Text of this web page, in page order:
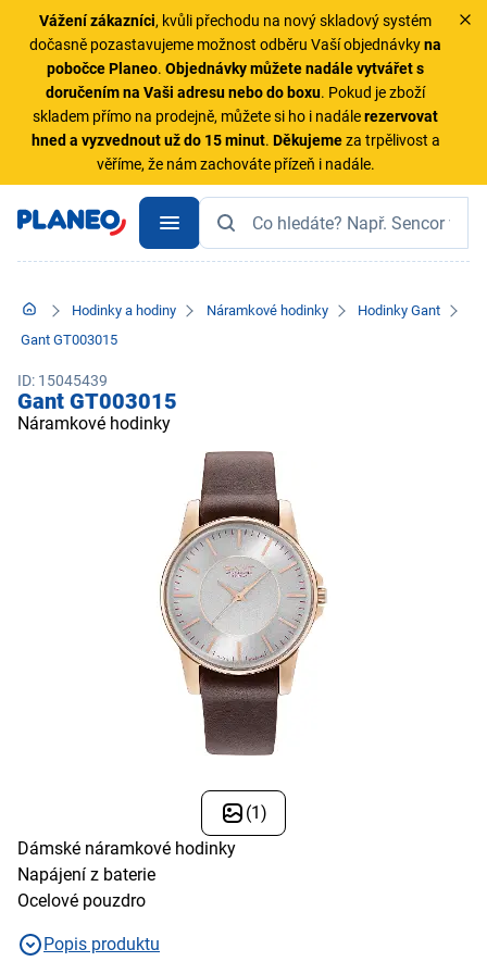
Vážení zákazníci, kvůli přechodu na nový skladový systém
dočasně pozastavujeme možnost odběru Vaší objednávkyna
pobočce Planeo.Objednávky můžete nadále vytvářet s
doručením na Vaši adresu nebo do boxu. Pokud je zboží
skladem přímo na prodejně, můžete si ho i nadálerezervovat
hned a vyzvednout už do 15 minut. Děkujemeza trpělivost a
věříme, že nám zachováte přízeň i nadále.
Hodinky a hodiny Náramkové hodinky
Hodinky Gant
Gant GT003015
ID: 15045439
Gant GT003015
Náramkové hodinky
(1)
Dámské náramkové hodinky
Napájení z baterie
Ocelové pouzdro
Popis produktu